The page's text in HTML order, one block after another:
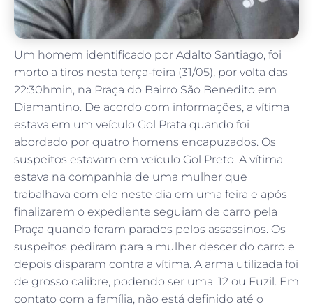
Um homem identificado por Adalto Santiago, foi
morto a tiros nesta terça-feira (31/05), por volta das
22:30hmin, na Praça do Bairro São Benedito em
Diamantino. De acordo com informações, a vítima
estava em um veículo Gol Prata quando foi
abordado por quatro homens encapuzados. Os
suspeitos estavam em veículo Gol Preto. A vítima
estava na companhia de uma mulher que
trabalhava com ele neste dia em uma feira e após
finalizarem o expediente seguiam de carro pela
Praça quando foram parados pelos assassinos. Os
suspeitos pediram para a mulher descer do carro e
depois disparam contra a vítima. A arma utilizada foi
de grosso calibre, podendo ser uma .12 ou Fuzil. Em
contato com a família, não está definido até o